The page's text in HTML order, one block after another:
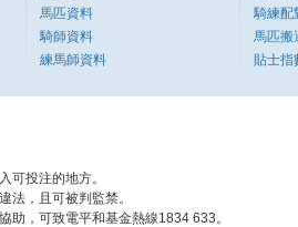
馬匹資料
騎師資料
練馬師資料
騎練配
馬匹搬
貼士指
可投注的地方。
法，且可被判監禁。
助，可致電平和基金熱線1834 633。